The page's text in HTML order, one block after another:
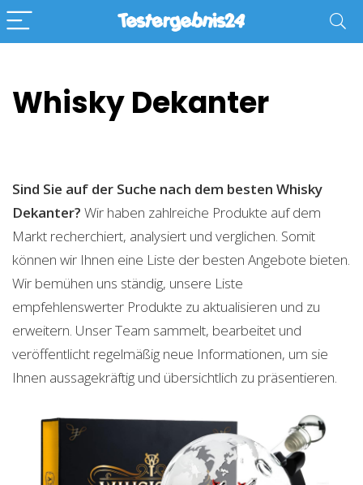
Whisky Dekanter
Sind Sie auf der Suche nach dem besten Whisky
Dekanter? Wir haben zahlreiche Produkte auf dem
Markt recherchiert, analysiert und verglichen. Somit
können wir Ihnen eine Liste der besten Angebote bieten.
Wir bemühen uns ständig, unsere Liste
empfehlenswerter Produkte zu aktualisieren und zu
erweitern. Unser Team sammelt, bearbeitet und
veröffentlicht regelmäßig neue Informationen, um sie
Ihnen aussagekräftig und übersichtlich zu präsentieren.